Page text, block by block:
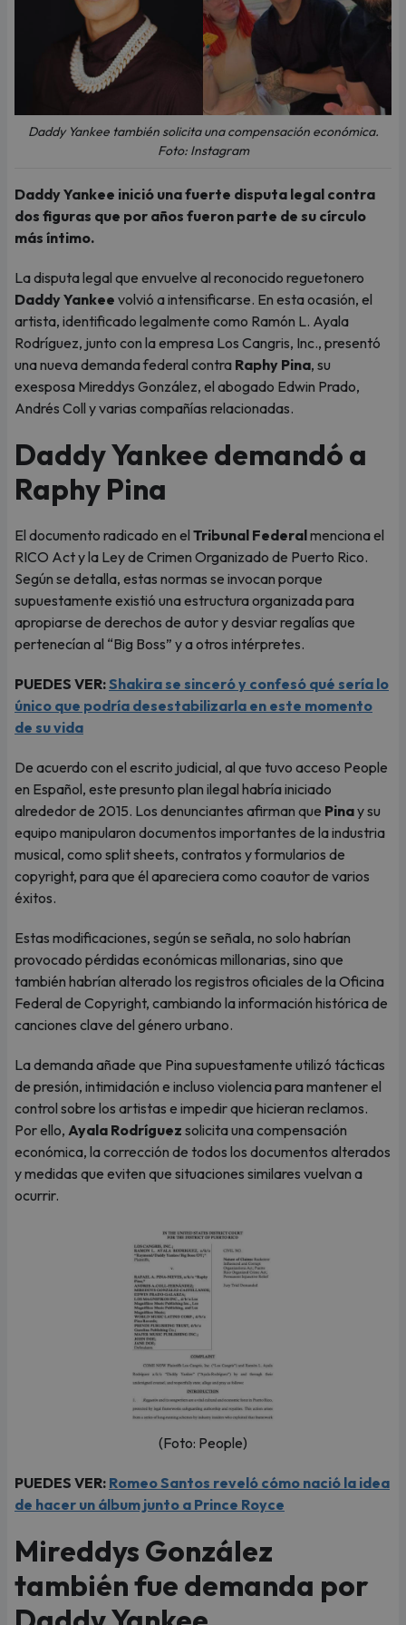
Daddy Yankee también solicita una compensación económica.
Foto: Instagram
Daddy Yankee inició una fuerte disputa legal contra
dos figuras que por años fueron parte de su círculo
más íntimo.
La disputa legal que envuelve al reconocido reguetonero
Daddy Yankee volvió a intensificarse. En esta ocasión, el
artista, identificado legalmente como Ramón L. Ayala
Rodríguez, junto con la empresa Los Cangris, Inc., presentó
una nueva demanda federal contra Raphy Pina, su
exesposa Mireddys González, el abogado Edwin Prado,
Andrés Coll y varias compañías relacionadas.
Daddy Yankee demandó a
Raphy Pina
El documento radicado en el Tribunal Federalmenciona el
RICO Act y la Ley de Crimen Organizado de Puerto Rico.
Según se detalla, estas normas se invocan porque
supuestamente existió una estructura organizada para
apropiarse de derechos de autor y desviar regalías que
pertenecían al “Big Boss” y a otros intérpretes.
PUEDES VER:Shakira se sinceró y confesó qué sería lo
único que podría desestabilizarla en este momento
de su vida
De acuerdo con el escrito judicial, al que tuvo acceso People
en Español, este presunto plan ilegal habría iniciado
alrededor de 2015. Los denunciantes afirman que Pinay su
equipo manipularon documentos importantes de la industria
musical, como split sheets, contratos y formularios de
copyright, para que él apareciera como coautor de varios
éxitos.
Estas modificaciones, según se señala, no solo habrían
provocado pérdidas económicas millonarias, sino que
también habrían alterado los registros oficiales de la Oficina
Federal de Copyright, cambiando la información histórica de
canciones clave del género urbano.
La demanda añade que Pina supuestamente utilizó tácticas
de presión, intimidación e incluso violencia para mantener el
control sobre los artistas e impedir que hicieran reclamos.
Por ello, Ayala Rodríguez solicita una compensación
económica, la corrección de todos los documentos alterados
y medidas que eviten que situaciones similares vuelvan a
ocurrir.
(Foto: People)
PUEDES VER: Romeo Santos reveló cómo nació la idea
de hacer un álbum junto a Prince Royce
Mireddys González
también fue demanda por